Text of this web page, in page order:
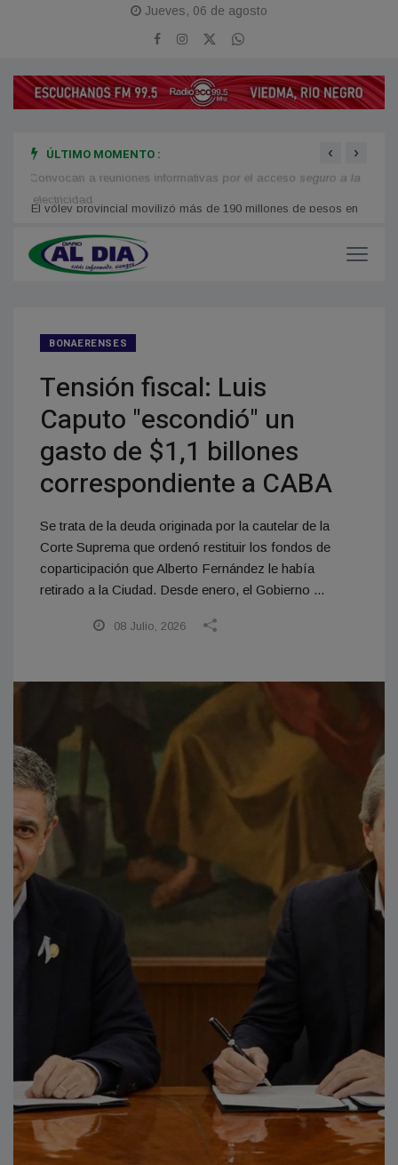
Jueves, 06 de agosto
ÚLTIMO MOMENTO :
Convocan a reuniones informativas por el acceso seguro a la
electricidad
‹ ›
BONAERENSES
Tensión fiscal: Luis
Caputo "escondió" un
gasto de $1,1 billones
correspondiente a CABA
Se trata de la deuda originada por la cautelar de la
Corte Suprema que ordenó restituir los fondos de
coparticipación que Alberto Fernández le había
retirado a la Ciudad. Desde enero, el Gobierno ...
08 Julio, 2026